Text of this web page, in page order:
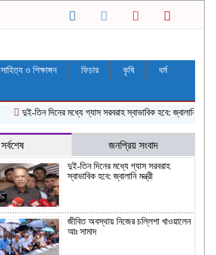
সাহিত্য ও শিক্ষাঙ্গন ফিচার কৃষি
ধর্ম
দুই-তিন দিনের মধ্যে গ্যাস সরবরাহ স্বাভাবিক হবে: জ্বালানি মন্ত্রী
সর্বশেষ জনপ্রিয় সংবাদ
দুই-তিন দিনের মধ্যে গ্যাস সরবরাহ
স্বাভাবিক হবে: জ্বালানি মন্ত্রী
জীবিত অবস্থায় নিজের চল্লিশা খাওয়ালেন
আঃ সামাদ